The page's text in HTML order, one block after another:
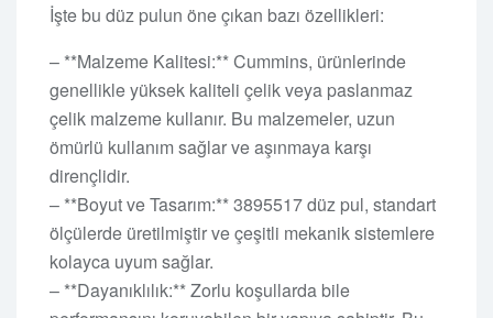
İşte bu düz pulun öne çıkan bazı özellikleri:
– **Malzeme Kalitesi:** Cummins, ürünlerinde
genellikle yüksek kaliteli çelik veya paslanmaz
çelik malzeme kullanır. Bu malzemeler, uzun
ömürlü kullanım sağlar ve aşınmaya karşı
dirençlidir.
– **Boyut ve Tasarım:** 3895517 düz pul, standart
ölçülerde üretilmiştir ve çeşitli mekanik sistemlere
kolayca uyum sağlar.
– **Dayanıklılık:** Zorlu koşullarda bile